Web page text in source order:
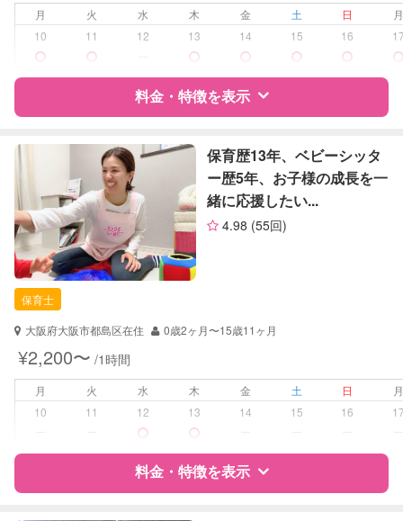
月 火 水 木 金 土 日
10
11 12 13 14 15 16
料金・特徴を表示
特徴 料金 レビュー
サポートの特徴
資格
企業型割引対象(旧内閣府補助対象)
自治体届出済ベビーシッター
保育士
夜間対応
お泊まり保育
障がい児対応 対応可否は個別に相談
保育歴13年、ベビーシッタ
ー歴5年、お子様の成長を一
緒に応援したい...
4.98 (55回)
保育士
大阪府大阪市都島区在住
0歳2ヶ月〜15歳11ヶ月
¥2,200〜 /1時間
月 火 水 木 金 土 日
10
11 12 13 14 15 16
料金・特徴を表示